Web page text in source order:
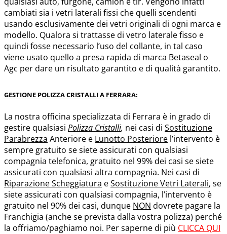
cambiati sia i vetri laterali fissi che quelli scendenti
usando esclusivamente dei vetri originali di ogni marca e
modello. Qualora si trattasse di vetro laterale fisso e
quindi fosse necessario l’uso del collante, in tal caso
viene usato quello a presa rapida di marca Betaseal o
Agc per dare un risultato garantito e di qualità garantito.
GESTIONE POLIZZA CRISTALLI A FERRARA:
La nostra officina specializzata di Ferrara è in grado di
gestire qualsiasi Polizza Cristalli, nei casi di Sostituzione
Parabrezza Anteriore e Lunotto Posteriore l’intervento è
sempre gratuito se siete assicurati con qualsiasi
compagnia telefonica, gratuito nel 99% dei casi se siete
assicurati con qualsiasi altra compagnia. Nei casi di
Riparazione Scheggiatura eSostituzione Vetri Laterali, se
siete assicurati con qualsiasi compagnia, l’intervento è
gratuito nel 90% dei casi, dunque NON dovrete pagare la
Franchigia (anche se prevista dalla vostra polizza) perché
la offriamo/paghiamo noi. Per saperne di più CLICCA QUI